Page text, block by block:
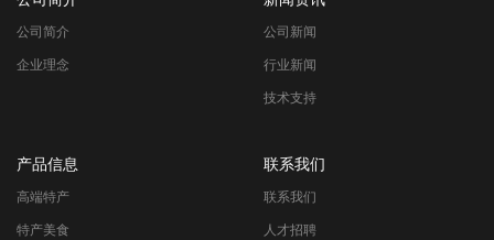
公司简介
企业理念
公司新闻
行业新闻
技术支持
产品信息
高端特产
特产美食
联系我们
联系我们
人才招聘